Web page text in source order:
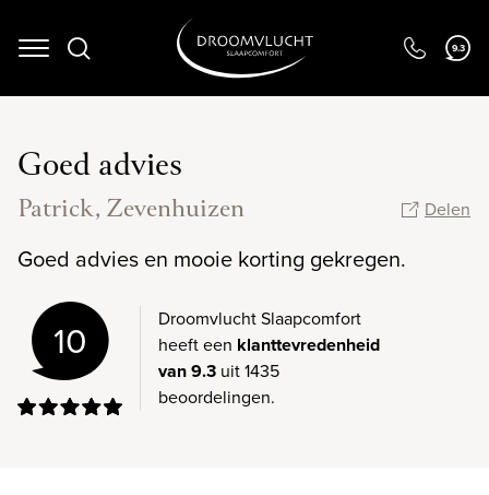
Navigation 9.3
Goed advies
Patrick, Zevenhuizen Delen
Goed advies en mooie korting gekregen.
10
Droomvlucht Slaapcomfort
heeft een klanttevredenheid
van 9.3 uit 1435
beoordelingen.